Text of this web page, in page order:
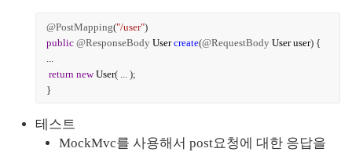
@PostMapping("/user")
public @ResponseBody User create(@RequestBody User user) {
...
return new User( ... );
}
테스트
MockMvc를 사용해서 post요청에 대한 응답을